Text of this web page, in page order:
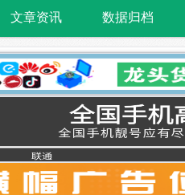
文章资讯 数据归档